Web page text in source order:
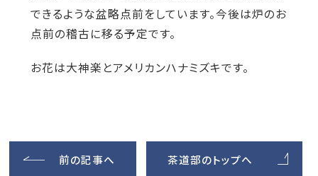
できるような盆略点前をしています。今後は炉のお
点前の稽古に移る予定です。
お花は大神楽とアメリカンハナミズキです。
前の記事へ 茶道部のトップへ